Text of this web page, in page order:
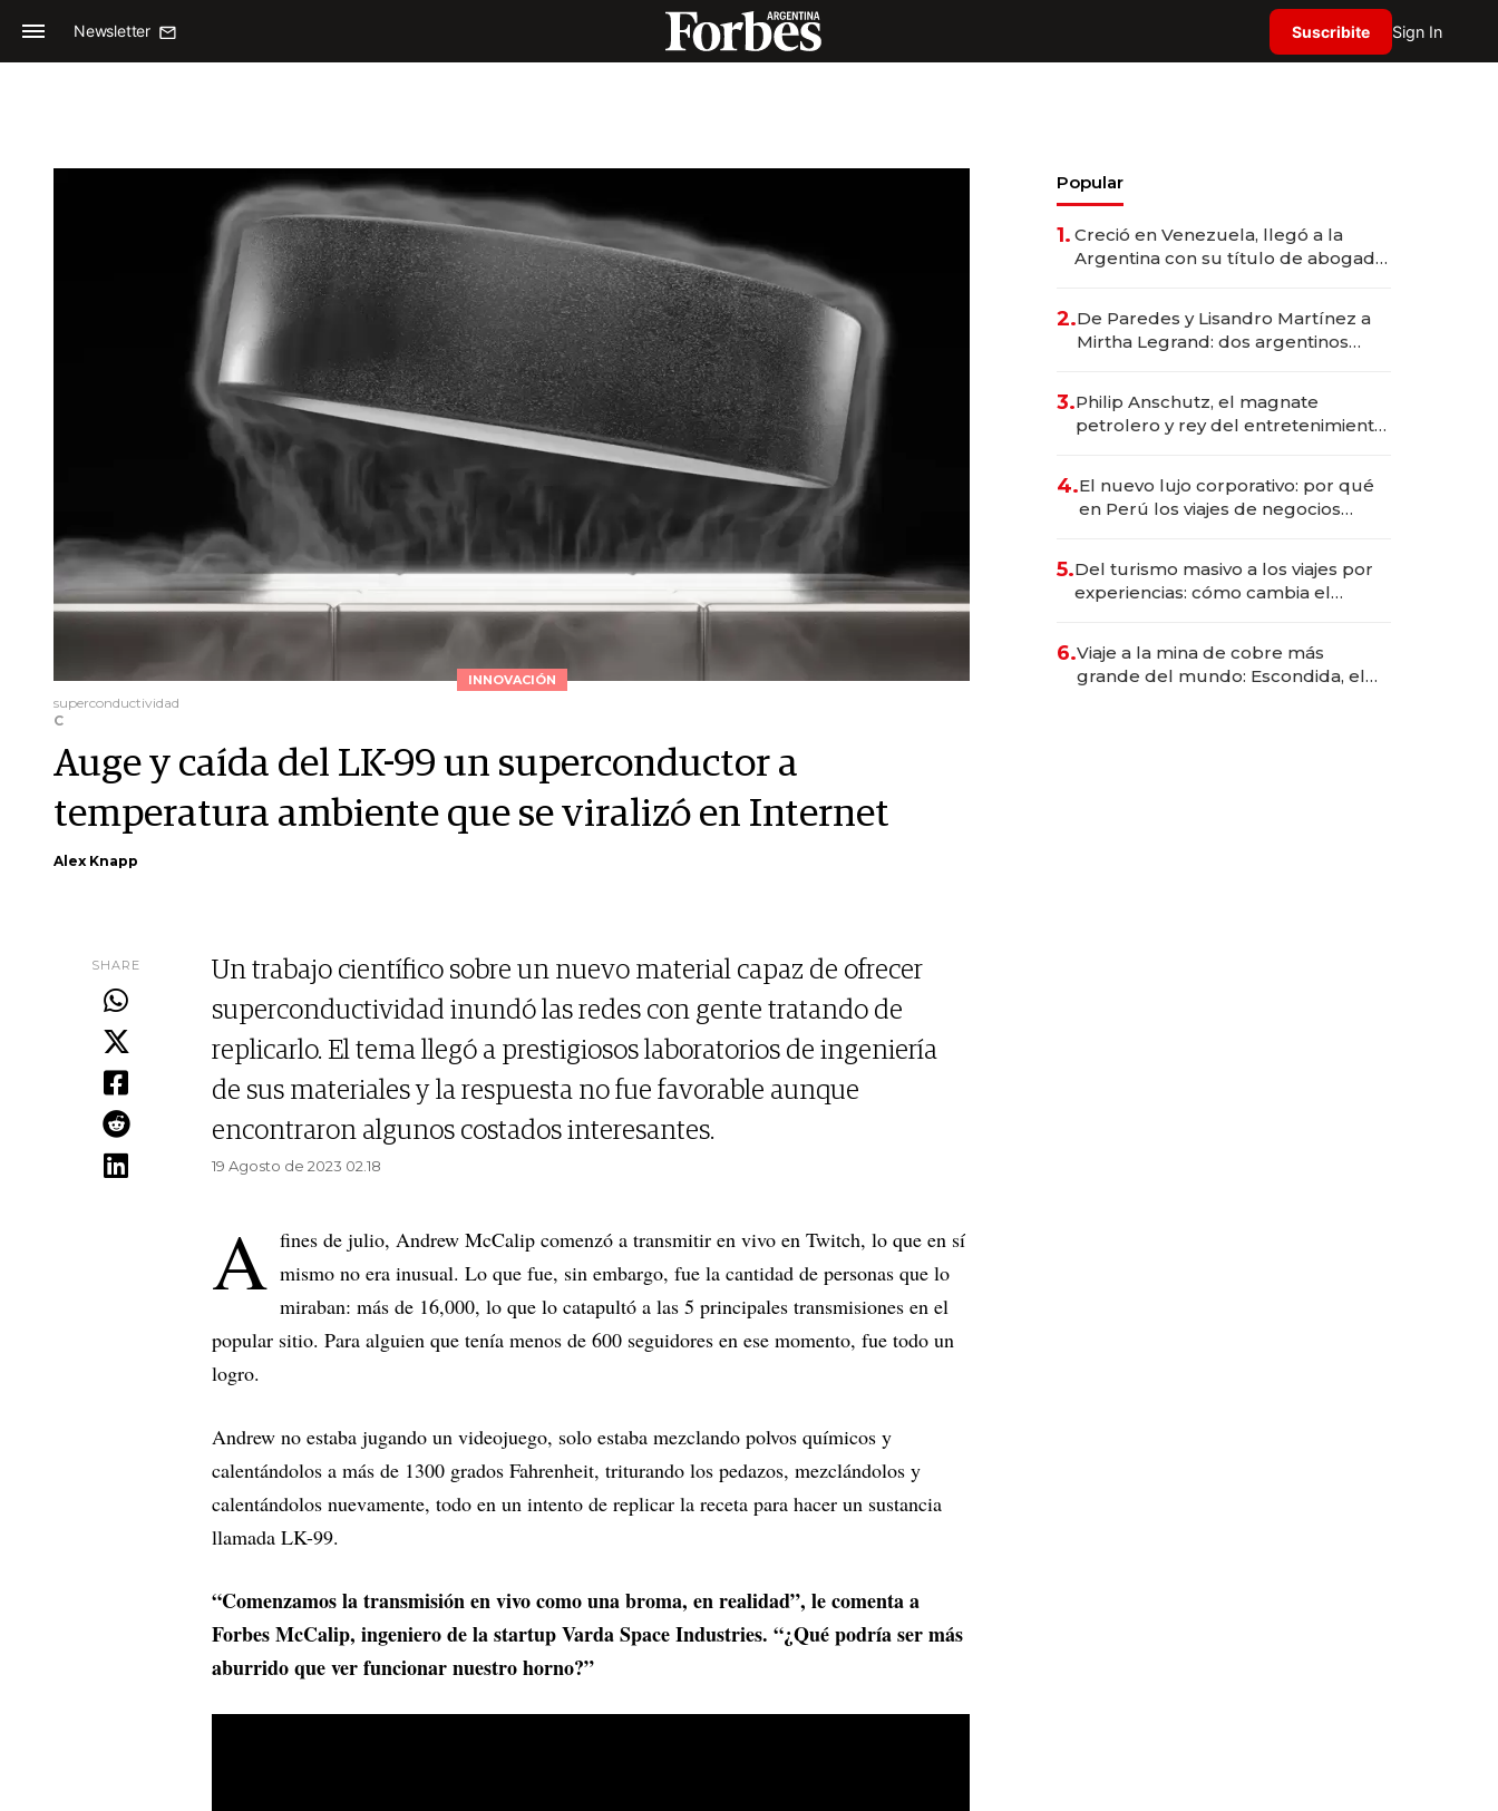
Newsletter Suscribite Sign In
INNOVACIÓN
superconductividad
C
Auge y caída del LK-99 un superconductor a
temperatura ambiente que se viralizó en Internet
Alex Knapp
SHARE
Un trabajo científico sobre un nuevo material capaz de ofrecer
superconductividad inundó las redes con gente tratando de
replicarlo. El tema llegó a prestigiosos laboratorios de ingeniería
de sus materiales y la respuesta no fue favorable aunque
encontraron algunos costados interesantes.
19 Agosto de 2023 02.18
A fines de julio, Andrew McCalip comenzó a transmitir en vivo en Twitch, lo que en sí
mismo no era inusual. Lo que fue, sin embargo, fue la cantidad de personas que lo
miraban: más de 16,000, lo que lo catapultó a las 5 principales transmisiones en el
popular sitio. Para alguien que tenía menos de 600 seguidores en ese momento, fue todo un
logro.
Andrew no estaba jugando un videojuego, solo estaba mezclando polvos químicos y
calentándolos a más de 1300 grados Fahrenheit, triturando los pedazos, mezclándolos y
calentándolos nuevamente, todo en un intento de replicar la receta para hacer un sustancia
llamada LK-99.
“Comenzamos la transmisión en vivo como una broma, en realidad”, le comenta a
Forbes McCalip, ingeniero de la startup Varda Space Industries. “¿Qué podría ser más
aburrido que ver funcionar nuestro horno?”
Popular
1. Creció en Venezuela, llegó a la
Argentina con su título de abogado
marcas "fast premium"
2.De Paredes y Lisandro Martínez a
Mirtha Legrand: dos argentinos
3.Philip Anschutz, el magnate
petrolero y rey del entretenimiento
4.El nuevo lujo corporativo: por qué
en Perú los viajes de negocios
transformadoras
5.Del turismo masivo a los viajes por
experiencias: cómo cambia el
6.Viaje a la mina de cobre más
grande del mundo: Escondida, el